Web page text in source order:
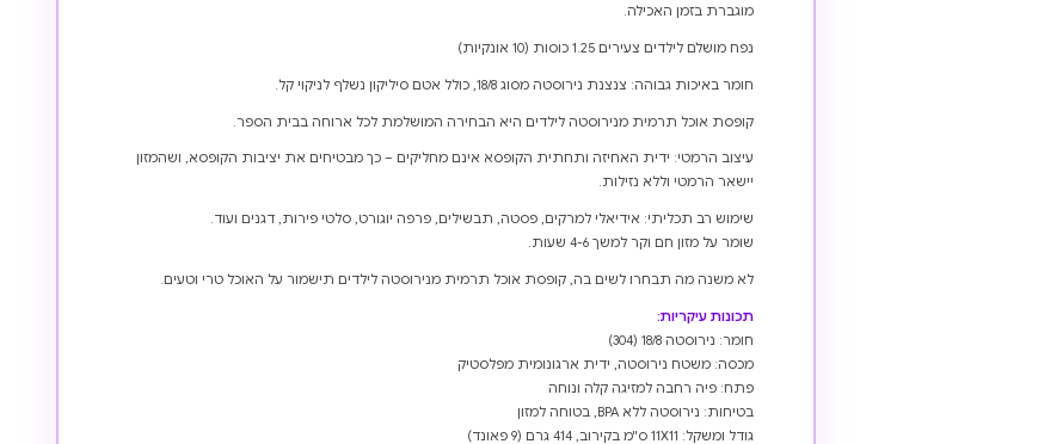
מוגברת בזמן האכילה.
נפח מושלם לילדים צעירים 1.25 כוסות (10 אונקיות)
חומר באיכות גבוהה: צנצנת נירוסטה מסוג 18/8, כולל אטם סיליקון נשלף לניקוי קל.
קופסת אוכל תרמית מנירוסטה לילדים היא הבחירה המושלמת לכל ארוחה בבית הספר.
עיצוב הרמטי: ידית האחיזה ותחתית הקופסא אינם מחליקים – כך מבטיחים את יציבות הקופסא, ושהמזון
יישאר הרמטי וללא נזילות.
שימוש רב תכליתי: אידיאלי למרקים, פסטה, תבשילים, פרפה יוגורט, סלטי פירות, דגנים ועוד.
שומר על מזון חם וקר למשך 4-6 שעות.
לא משנה מה תבחרו לשים בה, קופסת אוכל תרמית מנירוסטה לילדים תישמור על האוכל טרי וטעים.
תכונות עיקריות:
חומר: נירוסטה 18/8 (304)
מכסה: משטח נירוסטה, ידית ארגונומית מפלסטיק
פתח: פיה רחבה למזיגה קלה ונוחה
בטיחות: נירוסטה ללא BPA, בטוחה למזון
גודל ומשקל: 11X11 ס"מ בקירוב, 414 גרם (9 פאונד)